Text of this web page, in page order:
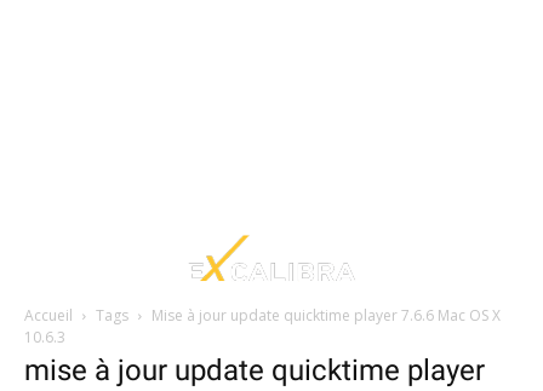
Accueil Tags
Mise à jour update quicktime player 7.6.6 Mac OS X
10.6.3
mise à jour update quicktime player